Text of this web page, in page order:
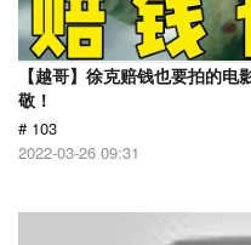
【越哥】徐克赔钱也要拍的
敬！
# 103
2022-03-26 09:31